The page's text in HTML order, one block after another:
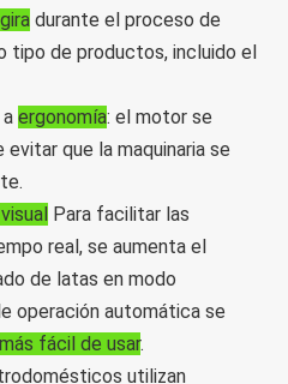
durante el proceso de
tipo de productos, incluido el
ergonomía: el motor se
que la maquinaria se
Para facilitar las
real, se aumenta el
de latas en modo
operación automática se
más fácil de usar.
utilizan